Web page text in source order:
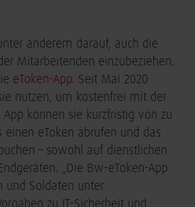
anderem darauf, auch die
Mitarbeitenden einzubeziehen.
eToken-App. Seit Mai 2020
nutzen, um kostenfrei mit der
können sie kurzfristig von zu
einen eToken abrufen und das
– sowohl auf dienstlichen
„Die Bw-eToken-App
und Soldaten unter
zu IT-Sicherheit und